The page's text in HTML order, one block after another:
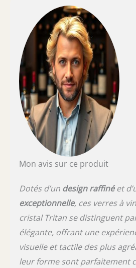
Ne pas tourner le manche et
maintenant l'un ou l'autre
Allemagne. Variétés de vins
Cabernet Sauvignon,
Syrah, Zinfandel, Malbec,
Chardonnay, Viognier.
Mon avis sur ce produit
Dotés d’un design raffinéet
exceptionnelle, ces verres à
cristal Tritan se distinguent
élégante, offrant une
visuelle et tactile des plus
leur forme sont parfaitement